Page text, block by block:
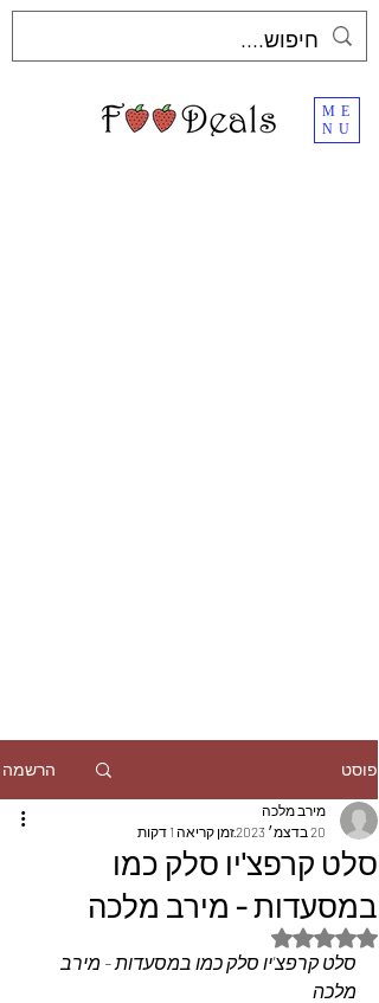
ME
NU
פוסט הרשמה
סלט קרפצ'יו סלק כמו
במסעדות - מירב מלכה
מירב מלכה
20 בדצמ׳ 2023
זמן קריאה 1 דקות
דירוג של NaN מתוך 5 כוכבים
סלט קרפצ'יו סלק כמו במסעדות - מירב
מלכה